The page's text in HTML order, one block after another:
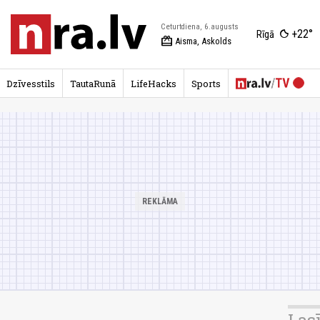
Ceturtdiena, 6.augusts
redeem Aisma, Askolds
Rīgā +22°
Dzīvesstils TautaRunā LifeHacks Sports